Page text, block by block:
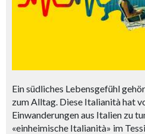
Ein südliches Lebensgefühl
zum Alltag. Diese Italianità hat
Einwanderungen aus Italien zu
«einheimische Italianità» im